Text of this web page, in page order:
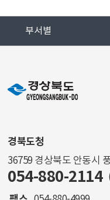
부서별
경북도청
36759 경상북도 안동시
054-880-2114